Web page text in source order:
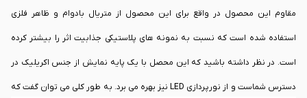
مقاوم این محصول در واقع برای این محصول از متریال بادوام و ظاهر فلزی
استفاده شده است که نسبت به نمونه های پلاستیکی جذابیت اثر را بیشتر کرده
است. در نظر داشته باشید که این محصل با یک پایه نمایش از جنس اکریلیک در
دسترس شماست و از نورپردازی LED نیز بهره می برد. به طور کلی می توان گفت که